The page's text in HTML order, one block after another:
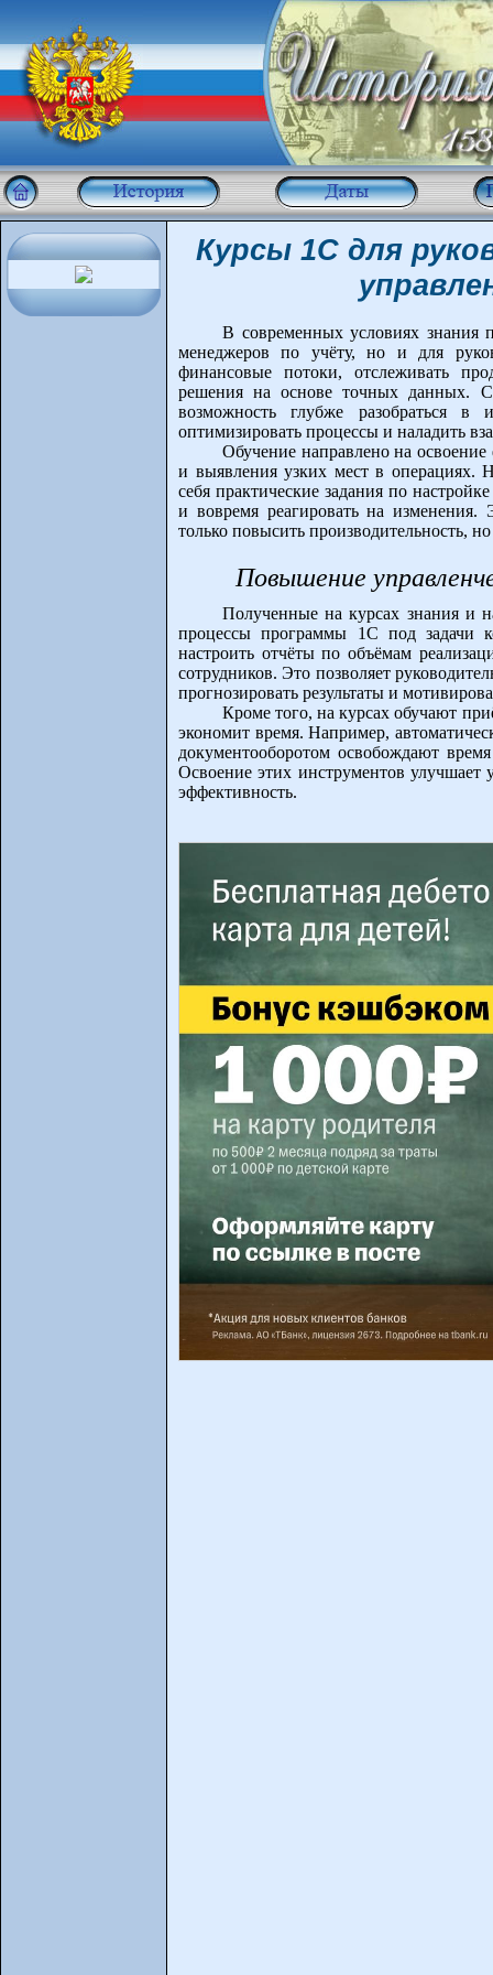
Курсы 1С для
В современных условиях знания
менеджеров по учёту, но и для
финансовые потоки, отслеживать
решения на основе точных данных.
возможность глубже разобраться в
оптимизировать процессы и наладить
Обучение направлено на
и выявления узких мест в операциях.
себя практические задания по
и вовремя реагировать на изменения.
только повысить производительность,
Повышение
Полученные на курсах знания и
процессы программы 1С под задачи
настроить отчёты по объёмам
сотрудников. Это позволяет
прогнозировать результаты и
Кроме того, на курсах обучают
экономит время. Например,
документооборотом освобождают
Освоение этих инструментов
эффективность.